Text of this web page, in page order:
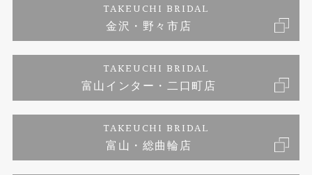
ジュエリーリフォーム
福井指輪工房｜手作りペアリング
福井指輪工房｜手作り結婚指輪 and 婚約指輪
福井工房｜手作り婚約指輪プロポーズプラン
プライバシーポリシー
TAKEUCHI BRIDAL
金沢・野々市店
TAKEUCHI BRIDAL
富山インター・二口町店
TAKEUCHI BRIDAL
富山・総曲輪店